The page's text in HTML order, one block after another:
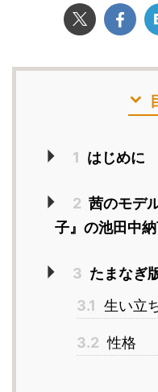
1 はじめに
2 茜のモデ
子』の池田中
3 たまなぎ
3.1 生い立
3.2 性格